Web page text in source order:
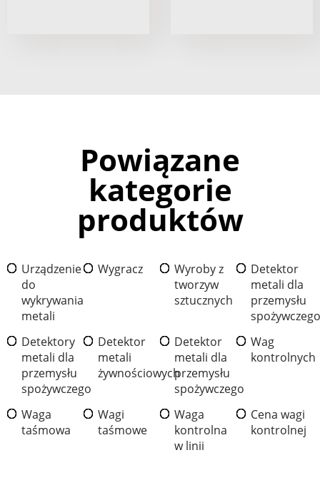
Powiązane
kategorie
produktów
Urządzenie
do
wykrywania
metali
Wygracz
Wyroby z
tworzyw
sztucznych
Detektor
metali dla
przemysłu
spożywczego
Detektory
metali dla
przemysłu
spożywczego
Detektor
metali
żywnościowych
Detektor
metali dla
przemysłu
spożywczego
Wag
kontrolnych
Waga
taśmowa
Wagi
taśmowe
Waga
kontrolna
w linii
Cena wagi
kontrolnej